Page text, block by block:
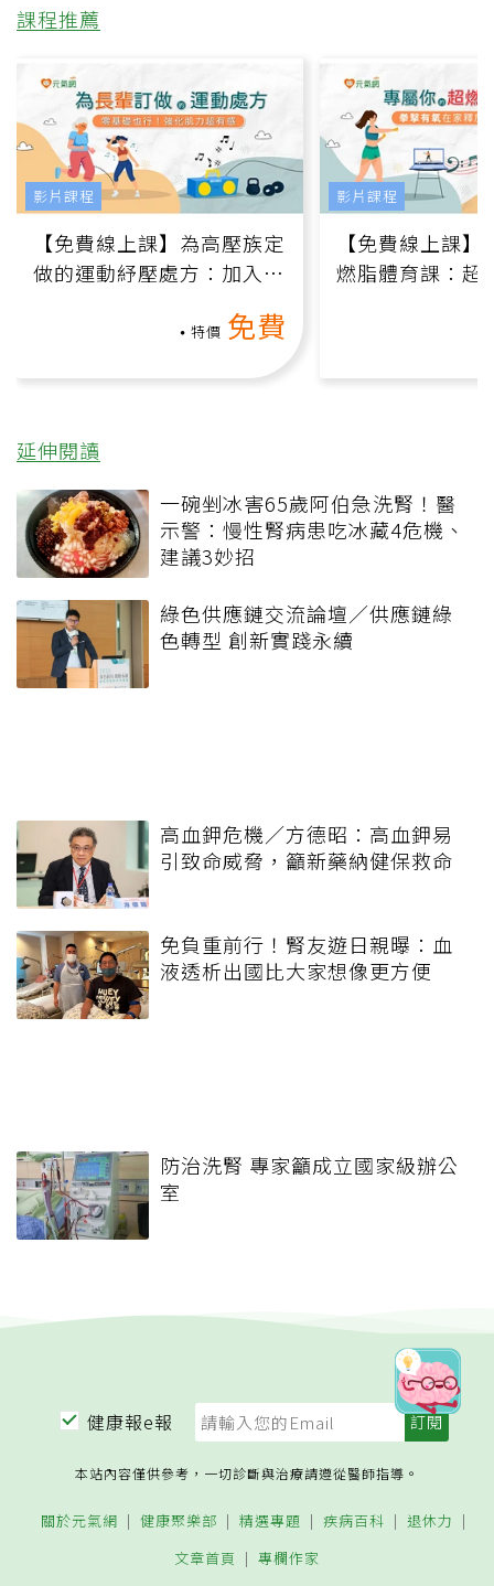
課程推薦
【免費線上課】為高壓族定
做的運動紓壓處方：加入行
特價 免費
影片課程
【免費線上課
燃脂體育課：超
影片課程
延伸閱讀
一碗剉冰害65歲阿伯急洗腎！醫
示警：慢性腎病患吃冰藏4危機、
建議3妙招
綠色供應鏈交流論壇／供應鏈綠
色轉型 創新實踐永續
高血鉀危機／方德昭：高血鉀易
引致命威脅，籲新藥納健保救命
免負重前行！腎友遊日親曝：血
液透析出國比大家想像更方便
防治洗腎 專家籲成立國家級辦公
室
健康報e報
本站內容僅供參考，一切診斷與治療請遵從醫師指導。
關於元氣網 健康聚樂部 精選專題 疾病百科
退休力
文章首頁
專欄作家